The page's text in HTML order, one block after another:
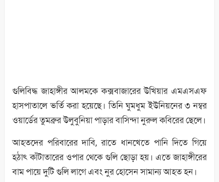
গুলিবিদ্ধ জাহাঙ্গীর আলমকে কক্সবাজারের উখিয়ার এমএসএফ
হাসপাতালে ভর্তি করা হয়েছে। তিনি ঘুমধুম ইউনিয়নের ৩ নম্বর
ওয়ার্ডের তুমব্রুর উলুবুনিয়া পাড়ার বাসিন্দা নুরুল কবিরের ছেলে।
আহতদের পরিবারের দাবি, রাতে ধানখেতে পানি দিতে গিয়ে
হঠাৎ কাঁটাতারের ওপার থেকে গুলি ছোড়া হয়। এতে জাহাঙ্গীরের
বাম পায়ে দুটি গুলি লাগে এবং নুর হোসেন সামান্য আহত হন।